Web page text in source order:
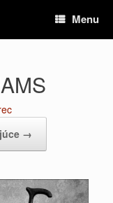
Menu
→